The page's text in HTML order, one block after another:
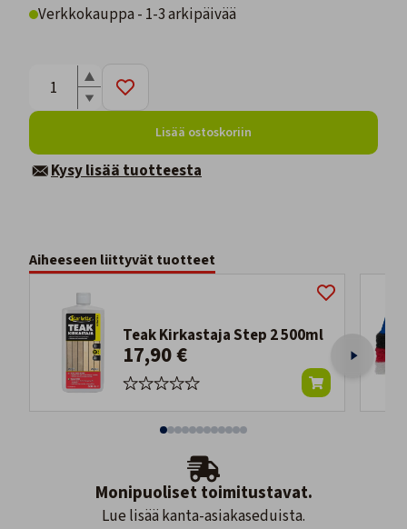
Verkkokauppa - 1-3 arkipäivää
Lisää ostoskoriin
Kysy lisää tuotteesta
Aiheeseen liittyvät tuotteet
Teak Kirkastaja Step 2 500ml
17,90 €
Monipuoliset toimitustavat.
Lue lisää kanta-asiakaseduista.